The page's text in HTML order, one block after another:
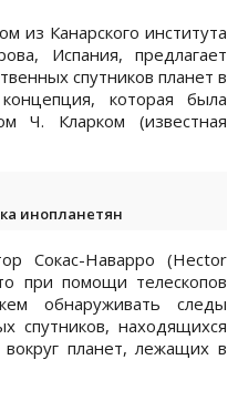
из Канарского института
Испания, предлагает
спутников планет в
которая была
Ч. Кларком (известная
инопланетян
Сокас-Наварро (Hector
при помощи телескопов
обнаруживать следы
спутников, находящихся
планет, лежащих в